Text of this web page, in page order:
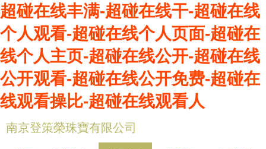
超碰在线丰满-超碰在线干-超碰在线
个人观看-超碰在线个人页面-超碰在
线个人主页-超碰在线公开-超碰在线
公开观看-超碰在线公开免费-超碰在
线观看操比-超碰在线观看人
南京登策榮珠寶有限公司